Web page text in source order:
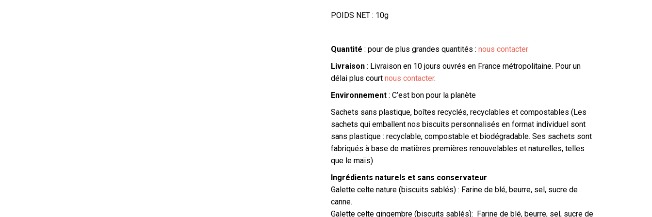
POIDS NET : 10g
Quantité : pour de plus grandes quantités : nous contacter
Livraison : Livraison en 10 jours ouvrés en France métropolitaine. Pour un
délai plus court nous contacter.
Environnement : C’est bon pour la planète
Sachets sans plastique, boîtes recyclés, recyclables et compostables (Les
sachets qui emballent nos biscuits personnalisés en format individuel sont
sans plastique : recyclable, compostable et biodégradable. Ses sachets sont
fabriqués à base de matières premières renouvelables et naturelles, telles
que le maïs)
Ingrédients naturels et sans conservateur
Galette celte nature (biscuits sablés) : Farine de blé, beurre, sel, sucre de
canne.
Galette celte gingembre (biscuits sablés): Farine de blé, beurre, sel, sucre de